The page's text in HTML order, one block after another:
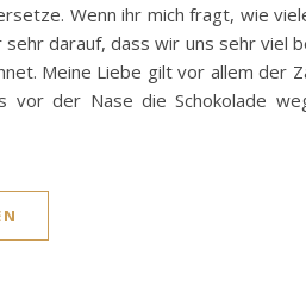
Wenn ihr mich fragt, wie
darauf, dass wir uns sehr viel
Meine Liebe gilt vor allem der
der Nase die Schokolade